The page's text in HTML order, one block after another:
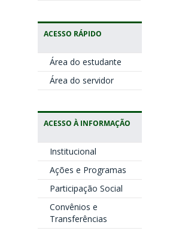
ACESSO RÁPIDO
Área do estudante
Área do servidor
ACESSO À INFORMAÇÃO
Institucional
Ações e Programas
Participação Social
Convênios e
Transferências